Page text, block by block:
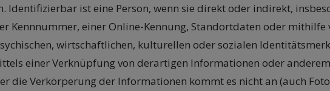
Identifizierbar ist eine Person, wenn sie direkt oder indirekt,
Kennnummer, einer Online-Kennung, Standortdaten oder
wirtschaftlichen, kulturellen oder sozialen
einer Verknüpfung von derartigen Informationen oder
die Verkörperung der Informationen kommt es nicht an (auch